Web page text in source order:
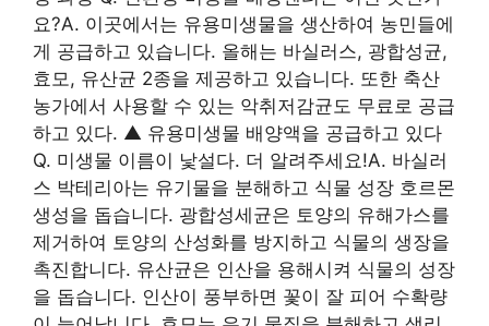
요?A. 이곳에서는 유용미생물을 생산하여 농민들에
게 공급하고 있습니다. 올해는 바실러스, 광합성균,
효모, 유산균 2종을 제공하고 있습니다. 또한 축산
농가에서 사용할 수 있는 악취저감균도 무료로 공급
하고 있다. ▲ 유용미생물 배양액을 공급하고 있다
Q. 미생물 이름이 낯설다. 더 알려주세요!A. 바실러
스 박테리아는 유기물을 분해하고 식물 성장 호르몬
생성을 돕습니다. 광합성세균은 토양의 유해가스를
제거하여 토양의 산성화를 방지하고 식물의 생장을
촉진합니다. 유산균은 인산을 용해시켜 식물의 성장
을 돕습니다. 인산이 풍부하면 꽃이 잘 피어 수확량